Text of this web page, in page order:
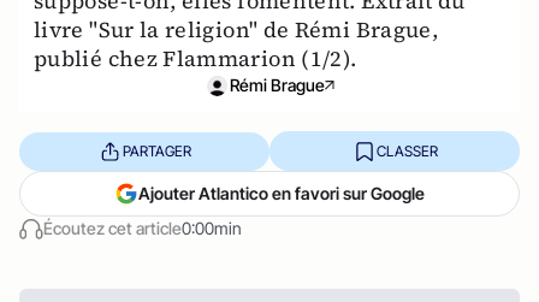
livre "Sur la religion" de Rémi Brague,
publié chez Flammarion (1/2).
Rémi Brague
Écoutez cet article0:00min
PARTAGER CLASSER
Ajouter Atlantico en favori sur Google